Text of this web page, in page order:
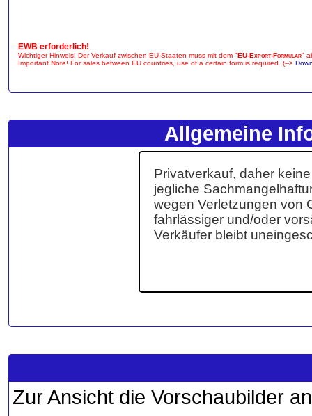
EWB erforderlich!
Wichtiger Hinweis! Der Verkauf zwischen EU-Staaten muss mit dem "EU-Export-Formular"
Important Note! For sales between EU countries, use of a certain form is required. (-->
Allgemeine
Zur Ansicht die Vorschaubilder